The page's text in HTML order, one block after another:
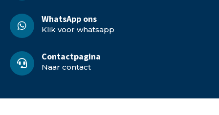
WhatsApp ons
Klik voor whatsapp
Contactpagina
Naar contact